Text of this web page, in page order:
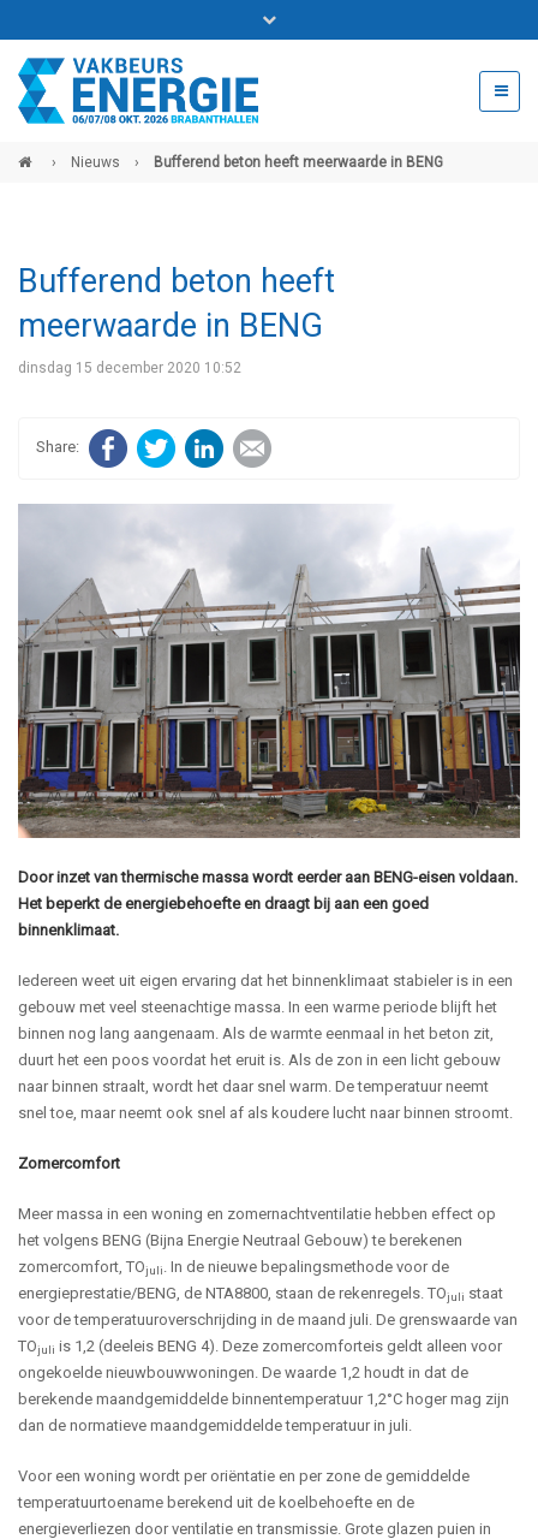
Bel ons voor info 0294 - 74 50 70
beurs@54events.nl
› Nieuws › Bufferend beton heeft meerwaarde in BENG
Bufferend beton heeft
meerwaarde in BENG
dinsdag 15 december 2020 10:52
FacebookTwitter LinkedIn
Door inzet van thermische massa wordt eerder aan BENG-eisen voldaan.
Het beperkt de energiebehoefte en draagt bij aan een goed
binnenklimaat.
Iedereen weet uit eigen ervaring dat het binnenklimaat stabieler is in een
gebouw met veel steenachtige massa. In een warme periode blijft het
binnen nog lang aangenaam. Als de warmte eenmaal in het beton zit,
duurt het een poos voordat het eruit is. Als de zon in een licht gebouw
naar binnen straalt, wordt het daar snel warm. De temperatuur neemt
snel toe, maar neemt ook snel af als koudere lucht naar binnen stroomt.
Zomercomfort
Meer massa in een woning en zomernachtventilatie hebben effect op
het volgens BENG (Bijna Energie Neutraal Gebouw) te berekenen
zomercomfort, TOjuli
. In de nieuwe bepalingsmethode voor de
energieprestatie/BENG, de NTA8800, staan de rekenregels. TOjuli staat
voor de temperatuuroverschrijding in de maand juli. De grenswaarde van
TOjuli is 1,2 (deeleis BENG 4). Deze zomercomforteis geldt alleen voor
ongekoelde nieuwbouwwoningen. De waarde 1,2 houdt in dat de
berekende maandgemiddelde binnentemperatuur 1,2°C hoger mag zijn
dan de normatieve maandgemiddelde temperatuur in juli.
Voor een woning wordt per oriëntatie en per zone de gemiddelde
temperatuurtoename berekend uit de koelbehoefte en de
energieverliezen door ventilatie en transmissie. Grote glazen puien in